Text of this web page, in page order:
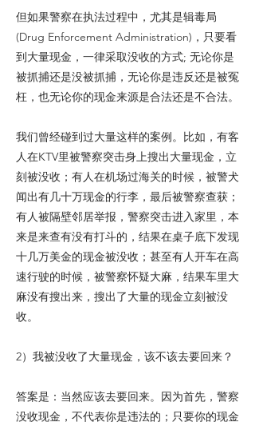
但如果警察在执法过程中，尤其是辑毒局
(Drug Enforcement Administration)，只要看
到大量现金，一律采取没收的方式; 无论你是
被抓捕还是没被抓捕，无论你是违反还是被冤
枉，也无论你的现金来源是合法还是不合法。
我们曾经碰到过大量这样的案例。比如，有客
人在KTV里被警察突击身上搜出大量现金，立
刻被没收；有人在机场过海关的时候，被警犬
闻出有几十万现金的行李，最后被警察查获；
有人被隔壁邻居举报，警察突击进入家里，本
来是来查有没有打斗的，结果在桌子底下发现
十几万美金的现金被没收；甚至有人开车在高
速行驶的时候，被警察怀疑大麻，结果车里大
麻没有搜出来，搜出了大量的现金立刻被没
收。
2）我被没收了大量现金，该不该去要回来？
答案是：当然应该去要回来。因为首先，警察
没收现金，不代表你是违法的；只要你的现金